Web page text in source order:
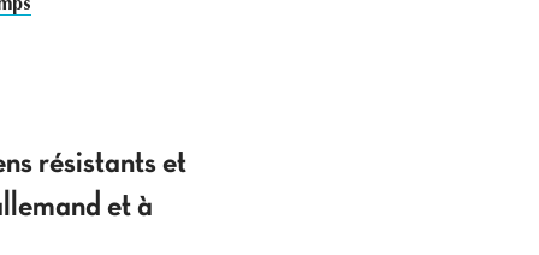
résistants et
et à